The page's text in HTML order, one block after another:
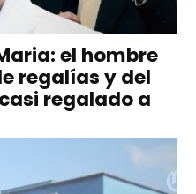
el hombre
regalías y del
regalado a